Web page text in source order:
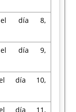
el día 8,
el día 9,
día 10,
día 11,